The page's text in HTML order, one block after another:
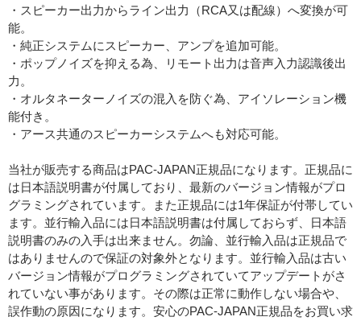
・スピーカー出力からライン出力（RCA又は配線）へ変換が可
能。
・純正システムにスピーカー、アンプを追加可能。
・ポップノイズを抑える為、リモート出力は音声入力認識後出
力。
・オルタネーターノイズの混入を防ぐ為、アイソレーション機
能付き。
・アース共通のスピーカーシステムへも対応可能。
当社が販売する商品はPAC-JAPAN正規品になります。正規品に
は日本語説明書が付属しており、最新のバージョン情報がプロ
グラミングされています。また正規品には1年保証が付帯してい
ます。並行輸入品には日本語説明書は付属しておらず、日本語
説明書のみの入手は出来ません。勿論、並行輸入品は正規品で
はありませんので保証の対象外となります。並行輸入品は古い
バージョン情報がプログラミングされていてアップデートがさ
れていない事があります。その際は正常に動作しない場合や、
誤作動の原因になります。安心のPAC-JAPAN正規品をお買い求